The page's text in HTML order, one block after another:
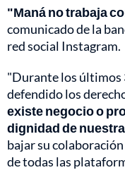
"Maná no trabaja
comunicado de la
red social Instagram.
"Durante los últimos
defendido los
existe negocio o
dignidad de
bajar su colaboración
de todas las